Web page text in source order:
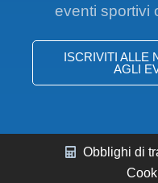
eventi sportivi
ISCRIVITI ALLE
AGLI
Obblighi di